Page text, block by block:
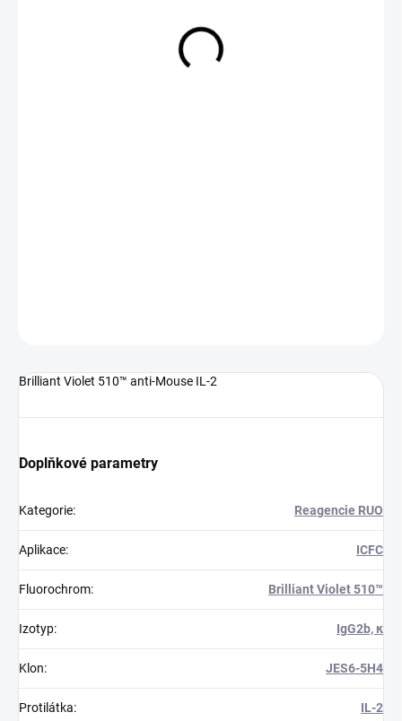
Brilliant Violet 510™ anti-Mouse IL-2
Doplňkové parametry
Kategorie: Reagencie RUO
Aplikace: ICFC
Fluorochrom: Brilliant Violet 510™
Izotyp: IgG2b, κ
Klon: JES6-5H4
Protilátka: IL-2